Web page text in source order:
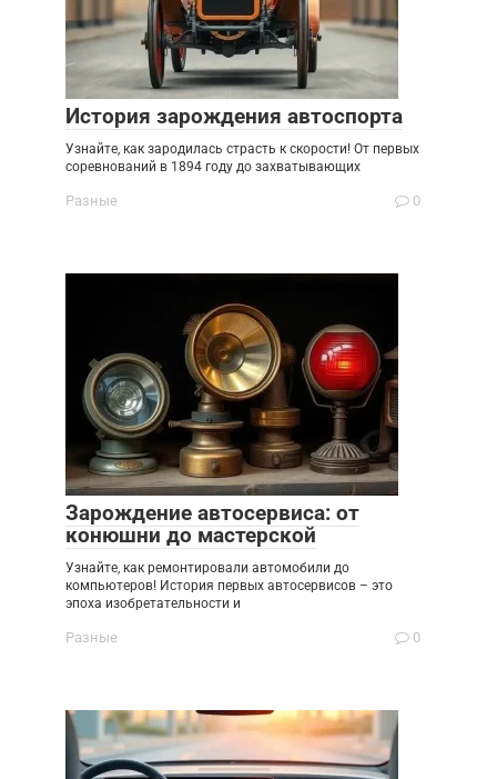
История зарождения автоспорта
Узнайте, как зародилась страсть к скорости! От первых
соревнований в 1894 году до захватывающих
Разные 0
Зарождение автосервиса: от
конюшни до мастерской
Узнайте, как ремонтировали автомобили до
компьютеров! История первых автосервисов – это
эпоха изобретательности и
Разные 0